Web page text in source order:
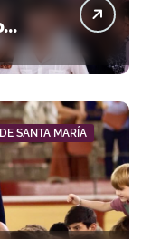
SANTA MARÍA